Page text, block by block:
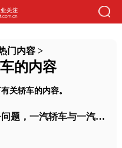
门内容>
的内容
关轿车的内容。
解决同业竞争问题，一汽轿车与一汽股份实现资产置换